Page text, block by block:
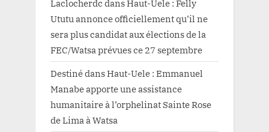
Laclocherdc dansHaut-Uele : Felly
Ututu annonce officiellement qu’il ne
sera plus candidat aux élections de la
FEC/Watsa prévues ce 27 septembre
DestinédansHaut-Uele : Emmanuel
Manabe apporte une assistance
humanitaire à l’orphelinat Sainte Rose
de Lima à Watsa